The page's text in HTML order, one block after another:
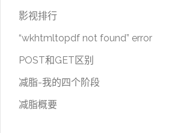
影视排行
“wkhtmltopdf not found” error
POST和GET区别
减脂-我的四个阶段
减脂概要